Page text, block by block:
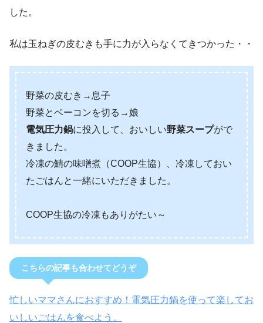
した。
私は玉ねぎの皮むきも手に力が入らなくてきつかった・・
野菜の皮むき→息子
野菜とベーコンを切る→娘
電気圧力鍋に投入して、おいしい野菜スープがで
きました。
冷凍の鯖の味噌煮（COOP生協）、冷凍しておい
たごはんと一緒にいただきました。
COOP生協の冷凍もありがたい～
こちらの記事も合わせてどうぞ
忙しいママさんにおすすめ！電気圧力鍋を使って楽してお
いしいごはんを食べよう。